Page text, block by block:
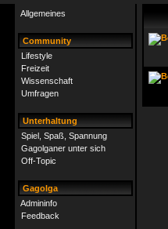
Allgemeines
Community
Lifestyle
Freizeit
Wissenschaft
Umfragen
Unterhaltung
Spiel, Spaß, Spannung
Gagolganer unter sich
Off-Topic
Gagolga
Admininfo
Feedback